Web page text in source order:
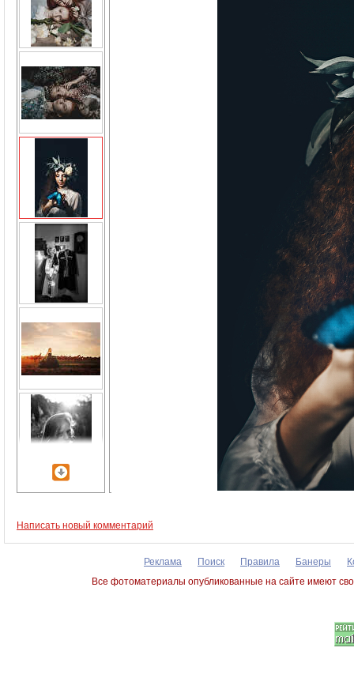
Написать новый комментарий
Реклама Поиск Правила Банеры
Все фотоматериалы опубликованные на сайте имеют